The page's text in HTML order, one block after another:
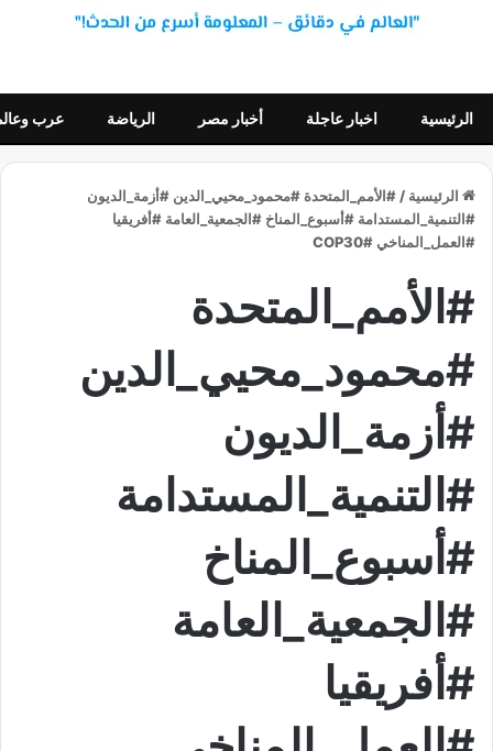
الرئيسية اخبار عاجلة أخبار مصر الرياضة عرب
الرئيسية / #الأمم_المتحدة #محمود_محيي_الدين #أزمة_الديون
#التنمية_المستدامة #أسبوع_المناخ #الجمعية_العامة #أفريقيا
#العمل_المناخي #COP30
#الأمم_المتحدة
#محمود_محيي_الدين
#أزمة_الديون
#التنمية_المستدامة
#أسبوع_المناخ
#الجمعية_العامة
#أفريقيا